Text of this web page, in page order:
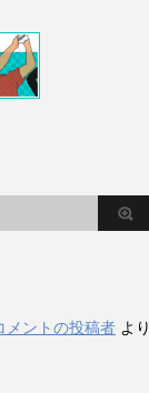
メントの投稿者 より